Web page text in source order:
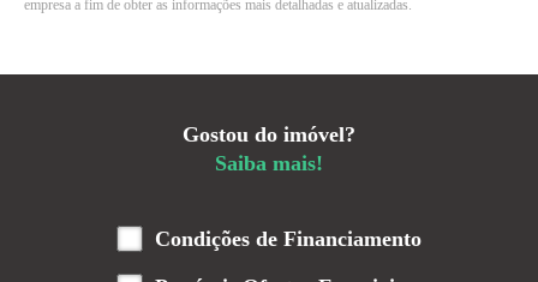
empresa a fim de obter as informações mais detalhadas e atualizadas.
Gostou do imóvel?
Saiba mais!
Condições de Financiamento